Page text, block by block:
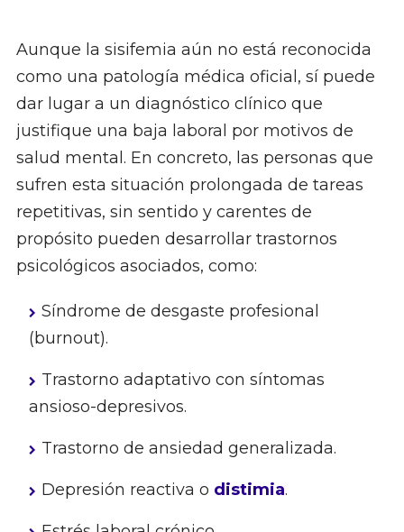
Aunque la sisifemia aún no está reconocida
como una patología médica oficial, sí puede
dar lugar a un diagnóstico clínico que
justifique una baja laboral por motivos de
salud mental. En concreto, las personas que
sufren esta situación prolongada de tareas
repetitivas, sin sentido y carentes de
propósito pueden desarrollar trastornos
psicológicos asociados, como:
Síndrome de desgaste profesional
(burnout).
Trastorno adaptativo con síntomas
ansioso-depresivos.
Trastorno de ansiedad generalizada.
Depresión reactiva o distimia.